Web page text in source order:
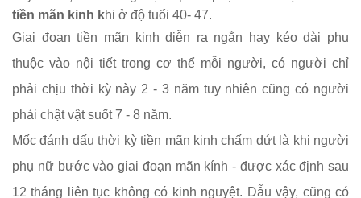
tiền mãn kinh khi ở độ tuổi 40- 47.
Giai đoạn tiền mãn kinh diễn ra ngắn hay kéo dài phụ
thuộc vào nội tiết trong cơ thể mỗi người, có người chỉ
phải chịu thời kỳ này 2 - 3 năm tuy nhiên cũng có người
phải chật vật suốt 7 - 8 năm.
Mốc đánh dấu thời kỳ tiền mãn kinh chấm dứt là khi người
phụ nữ bước vào giai đoạn mãn kính - được xác định sau
12 tháng liên tục không có kinh nguyệt. Dẫu vậy, cũng có